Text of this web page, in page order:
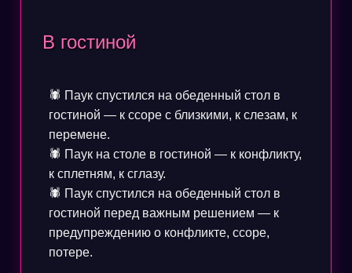
В гостиной
🕷️ Паук спустился на обеденный стол в
гостиной — к ссоре с близкими, к слезам, к
перемене.
🕷️ Паук на столе в гостиной — к конфликту,
к сплетням, к сглазу.
🕷️ Паук спустился на обеденный стол в
гостиной перед важным решением — к
предупреждению о конфликте, ссоре,
потере.